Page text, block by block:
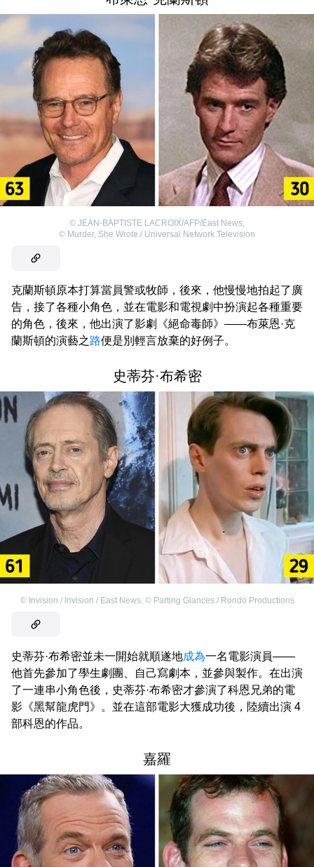
© JEAN-BAPTISTE LACROIX/AFP/East News,
© Murder, She Wrote / Universal Network Television
克蘭斯頓原本打算當員警或牧師，後來，他慢慢地拍起了廣
告，接了各種小角色，並在電影和電視劇中扮演起各種重要
的角色，後來，他出演了影劇《絕命毒師》——布萊恩·克
蘭斯頓的演藝之路便是別輕言放棄的好例子。
史蒂芬·布希密
© Invision / Invision / East News, © Parting Glances / Rondo Productions
史蒂芬·布希密並未一開始就順遂地成為一名電影演員——
他首先參加了學生劇團、自己寫劇本，並參與製作。在出演
了一連串小角色後，史蒂芬·布希密才參演了科恩兄弟的電
影《黑幫龍虎門》。並在這部電影大獲成功後，陸續出演 4
部科恩的作品。
嘉羅